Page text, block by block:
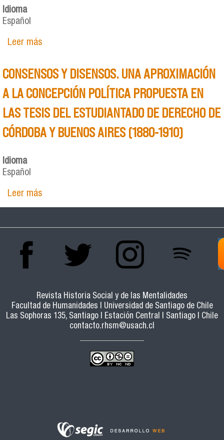
Idioma
Español
Leer mássobre GUEVARISTAS Y COMUNISTAS: DIÁLOGOS Y
RECONSTRUYENDO EL VÍNCULO ENTRE EL
PARTIDO REVOLUCIONARIO DE LOS
TRABAJADORES-EJÉRCITO REVOLUCIONARIO
DEL PUEBLO Y EL PARTIDO COMUNISTA
ARGENTINO (1969-1975).
CONSENSOS Y DISENSOS. UNA APROXIMACIÓN
A LA CONCEPCIÓN POLÍTICA PROPUESTA EN
LAS TESIS DEL ESTUDIANTADO DE DERECHO DE
CÓRDOBA Y BUENOS AIRES (1880-1910)
Idioma
Español
Leer mássobre CONSENSOS Y DISENSOS. UNA
APROXIMACIÓN A LA CONCEPCIÓN POLÍTICA
DE DERECHO DE CÓRDOBA Y BUENOS AIRES
Revista Historia Social y de las Mentalidades
Facultad de Humanidades | Universidad de Santiago de Chile
Las Sophoras 135, Santiago | Estación Central | Santiago | Chile
contacto.rhsm@usach.cl